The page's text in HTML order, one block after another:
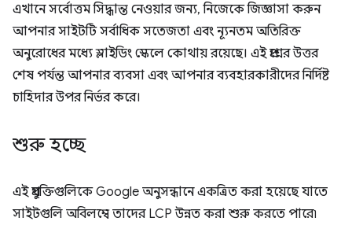
এখানে সর্বোত্তম সিদ্ধান্ত নেওয়ার জন্য, নিজেকে জিজ্ঞাসা করুন
আপনার সাইটটি সর্বাধিক সতেজতা এবং ন্যূনতম অতিরিক্ত
অনুরোধের মধ্যে স্লাইডিং স্কেলে কোথায় রয়েছে। এই প্রশ্নের উত্তর
শেষ পর্যন্ত আপনার ব্যবসা এবং আপনার ব্যবহারকারীদের নির্দিষ্ট
চাহিদার উপর নির্ভর করে।
শুরু হচ্ছে
এই প্রযুক্তিগুলিকে Google অনুসন্ধানে একত্রিত করা হয়েছে যাতে
সাইটগুলি অবিলম্বে তাদের LCP উন্নত করা শুরু করতে পারে৷